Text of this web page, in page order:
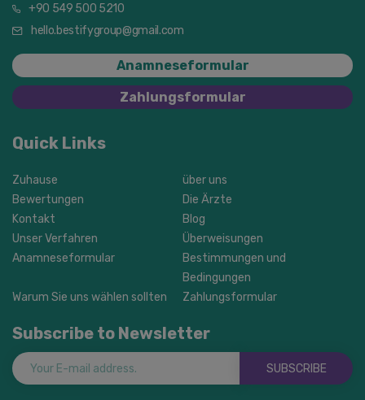
+90 549 500 5210
hello.bestifygroup@gmail.com
Anamneseformular
Zahlungsformular
Quick Links
Zuhause
über uns
Bewertungen
Die Ärzte
Kontakt
Blog
Unser Verfahren
Überweisungen
Anamneseformular
Bestimmungen und
Bedingungen
Warum Sie uns wählen sollten
Zahlungsformular
Subscribe to Newsletter
SUBSCRIBE